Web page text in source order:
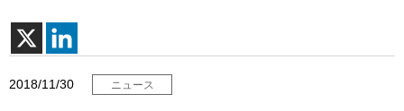
2018/11/30 ニュース